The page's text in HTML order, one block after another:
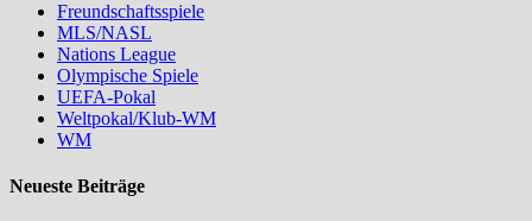
Freundschaftsspiele
MLS/NASL
Nations League
Olympische Spiele
UEFA-Pokal
Weltpokal/Klub-WM
WM
Neueste Beiträge